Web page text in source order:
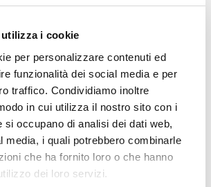
i cookie
per personalizzare contenuti ed
funzionalità dei social media e per
traffico. Condividiamo inoltre
in cui utilizza il nostro sito con i
si occupano di analisi dei dati web,
media, i quali potrebbero combinarle
che ha fornito loro o che hanno
dei loro servizi.
nuovi uffici, ecc.).
realizza all’interno della propria officina
in carpenteria metallica tra cui scaffalature,
, cancelli strutture complesse
chiusure industriali per
Chiusurepropone le tende in PVC